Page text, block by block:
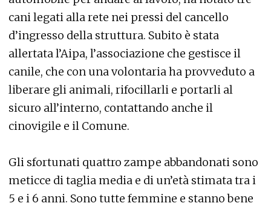
cani legati alla rete nei pressi del cancello
d’ingresso della struttura. Subito è stata
allertata l’Aipa, l’associazione che gestisce il
canile, che con una volontaria ha provveduto a
liberare gli animali, rifocillarli e portarli al
sicuro all’interno, contattando anche il
cinovigile e il Comune.
Gli sfortunati quattro zampe abbandonati sono
meticce di taglia media e di un’età stimata tra i
5 e i 6 anni. Sono tutte femmine e stanno bene